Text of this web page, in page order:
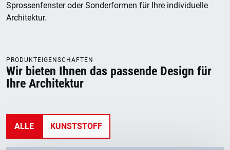
Sprossenfenster oder Sonderformen für Ihre individuelle
Architektur.
PRODUKTEIGENSCHAFTEN
Wir bieten Ihnen das passende Design für
Ihre Architektur
ALLE KUNSTSTOFF